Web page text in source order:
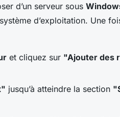
d’un serveur sous
d’exploitation. Une
et cliquez sur "Ajouter des
jusqu’à atteindre la section